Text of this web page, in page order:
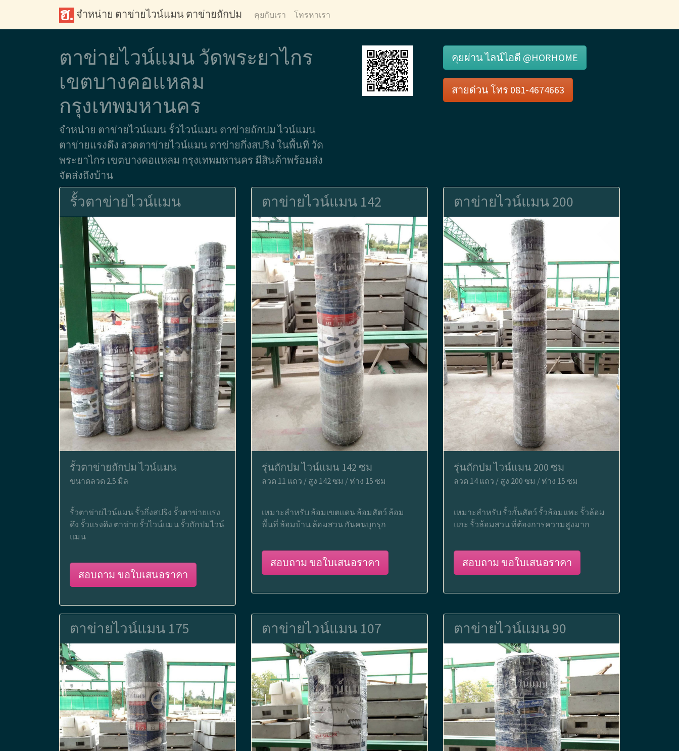
จำหน่าย ตาข่ายไวน์แมน ตาข่ายถักปม คุยกับเรา โทรหาเรา
ตาข่ายไวน์แมน วัดพระยาไกร
เขตบางคอแหลม
กรุงเทพมหานคร
จำหน่าย ตาข่ายไวน์แมน รั้วไวน์แมน ตาข่ายถักปม ไวน์แมน
ตาข่ายแรงดึง ลวดตาข่ายไวน์แมน ตาข่ายกึ่งสปริง ในพื้นที่ วัด
พระยาไกร เขตบางคอแหลม กรุงเทพมหานคร มีสินค้าพร้อมส่ง
จัดส่งถึงบ้าน
คุยผ่าน ไลน์ไอดี @HORHOME
สายด่วน โทร 081-4674663
รั้วตาข่ายไวน์แมน
รั้วตาข่ายถักปม ไวน์แมน
ขนาดลวด 2.5 มิล
รั้วตาข่ายไวน์แมน รั้วกึ่งสปริง รั้วตาข่ายแรง
ดึง รั้วแรงดึง ตาข่าย รั้วไวน์แมน รั้วถักปมไวน์
แมน
สอบถาม ขอใบเสนอราคา
ตาข่ายไวน์แมน 142
รุ่นถักปม ไวน์แมน 142 ซม
ลวด 11 แถว / สูง 142 ซม / ห่าง 15 ซม
เหมาะสำหรับ ล้อมเขตแดน ล้อมสัตว์ ล้อม
พื้นที่ ล้อมบ้าน ล้อมสวน กันคนบุกรุก
สอบถาม ขอใบเสนอราคา
ตาข่ายไวน์แมน 200
รุ่นถักปม ไวน์แมน 200 ซม
ลวด 14 แถว / สูง 200 ซม / ห่าง 15 ซม
เหมาะสำหรับ รั้วกั้นสัตว์ รั้วล้อมแพะ รั้วล้อม
แกะ รั้วล้อมสวน ที่ต้องการความสูงมาก
สอบถาม ขอใบเสนอราคา
ตาข่ายไวน์แมน 175 ตาข่ายไวน์แมน 107 ตาข่ายไวน์แมน 90